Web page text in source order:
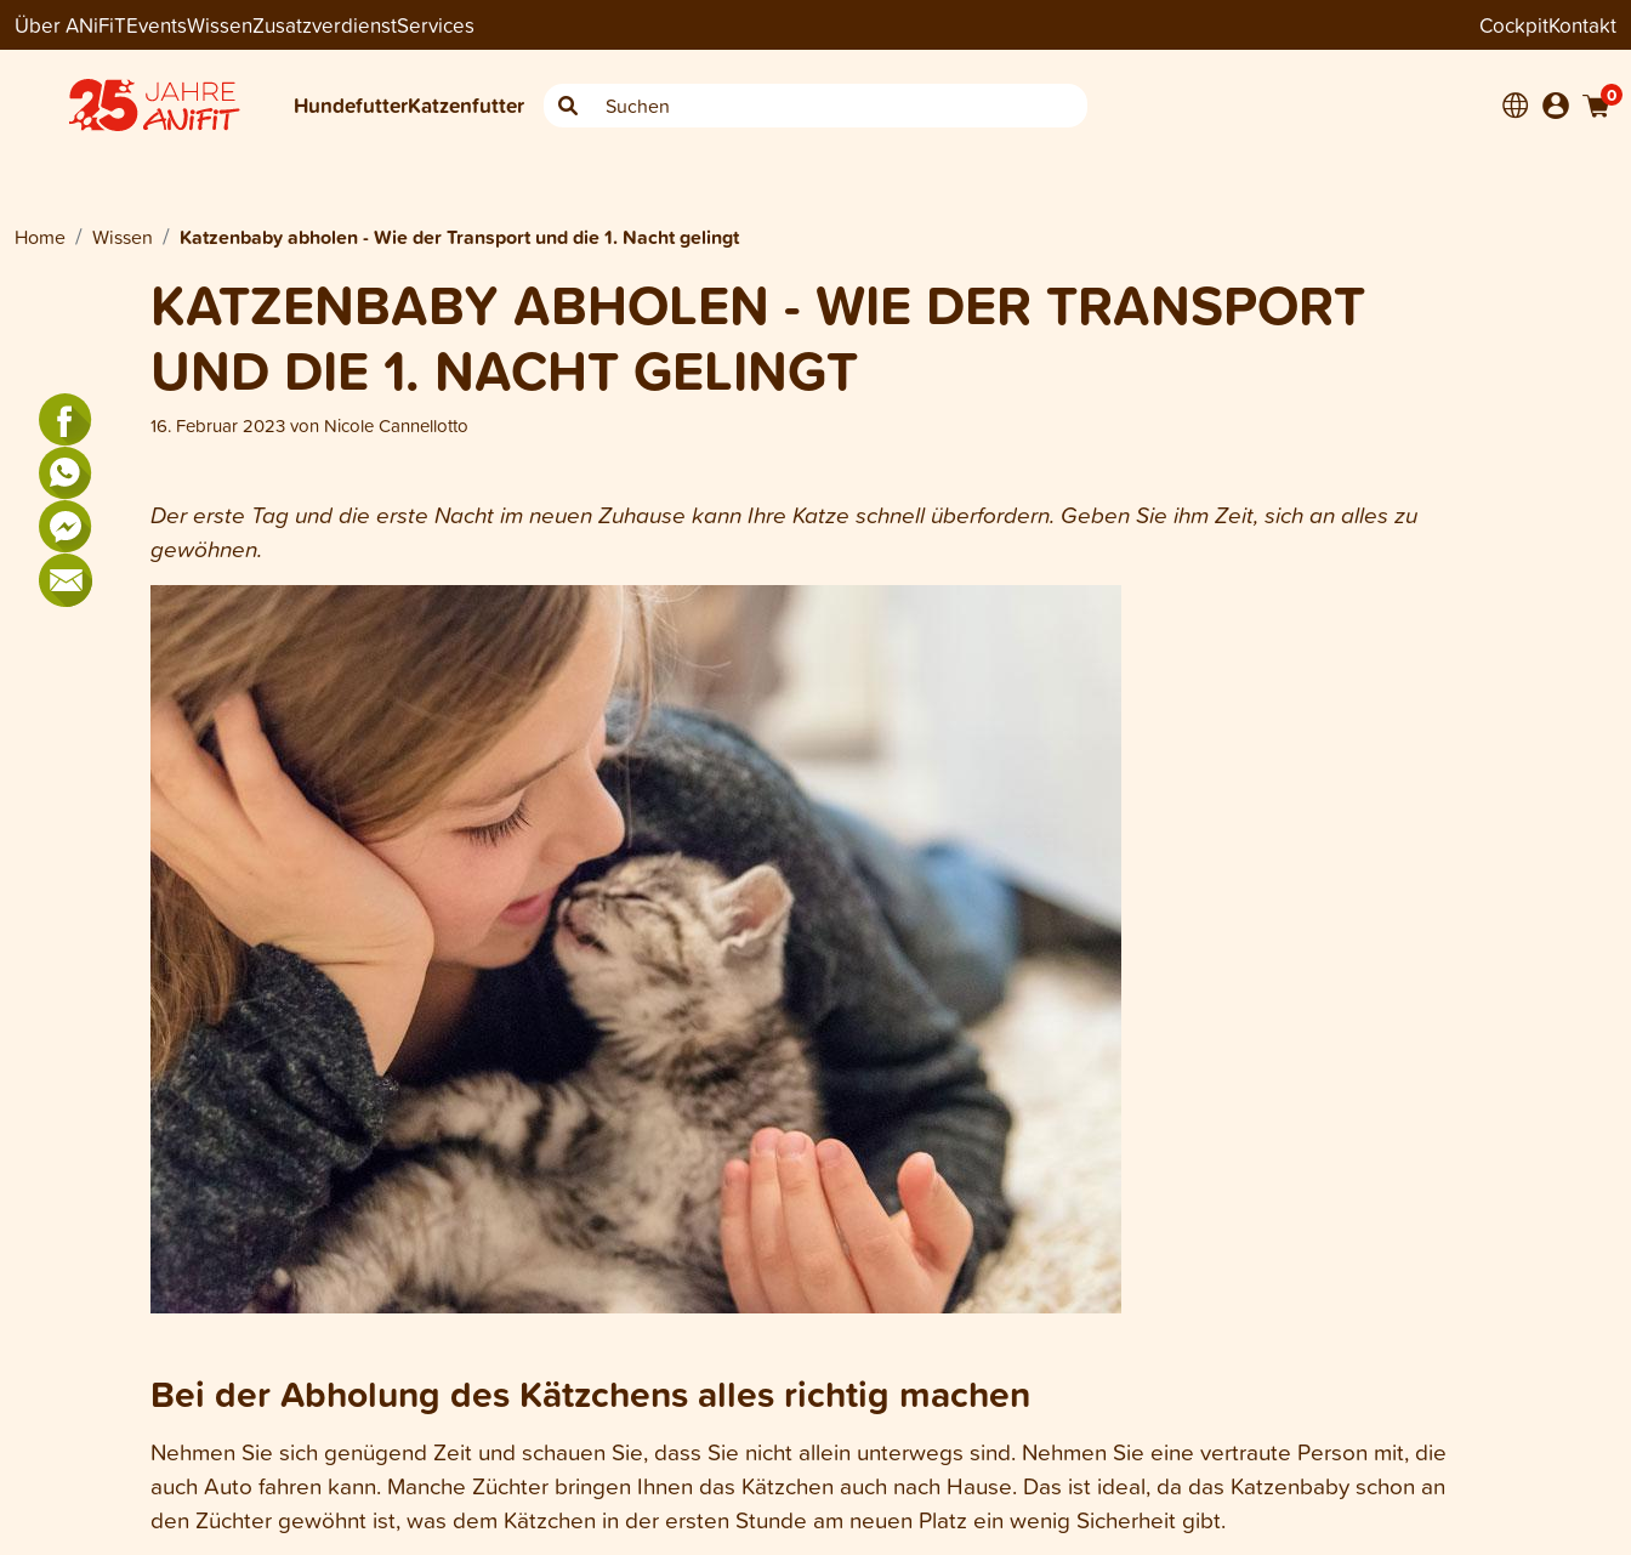
Über ANiFiTEventsWissenZusatzverdienstServices CockpitKontakt
HundefutterKatzenfutter 0
Home Wissen Katzenbaby abholen - Wie der Transport und die 1. Nacht gelingt
KATZENBABY ABHOLEN - WIE DER TRANSPORT
UND DIE 1. NACHT GELINGT
16. Februar 2023von Nicole Cannellotto
Der erste Tag und die erste Nacht im neuen Zuhause kann Ihre Katze schnell überfordern. Geben Sie ihm Zeit, sich an alles zu
gewöhnen.
Bei der Abholung des Kätzchens alles richtig machen
Nehmen Sie sich genügend Zeit und schauen Sie, dass Sie nicht allein unterwegs sind. Nehmen Sie eine vertraute Person mit, die
auch Auto fahren kann. Manche Züchter bringen Ihnen das Kätzchen auch nach Hause. Das ist ideal, da das Katzenbaby schon an
den Züchter gewöhnt ist, was dem Kätzchen in der ersten Stunde am neuen Platz ein wenig Sicherheit gibt.